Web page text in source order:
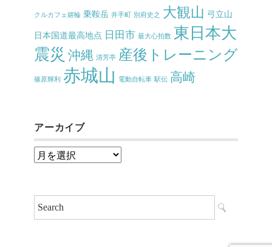
クルカフェ嬉輪 乗鞍岳 井手町 別府史之 大観山 弓立山
日本国道最高地点 日田市 最大心拍数 東日本大
震災 沖縄 清芳亭 産後トレーニング
篠原輝利 赤城山 電動自転車 駅伝 高崎
アーカイブ
ア
イ